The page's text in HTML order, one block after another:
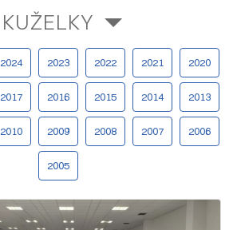
KUŽELKY
2024 2023 2022 2021 2020
2017 2016 2015 2014 2013
2010 2009 2008 2007 2006
2005